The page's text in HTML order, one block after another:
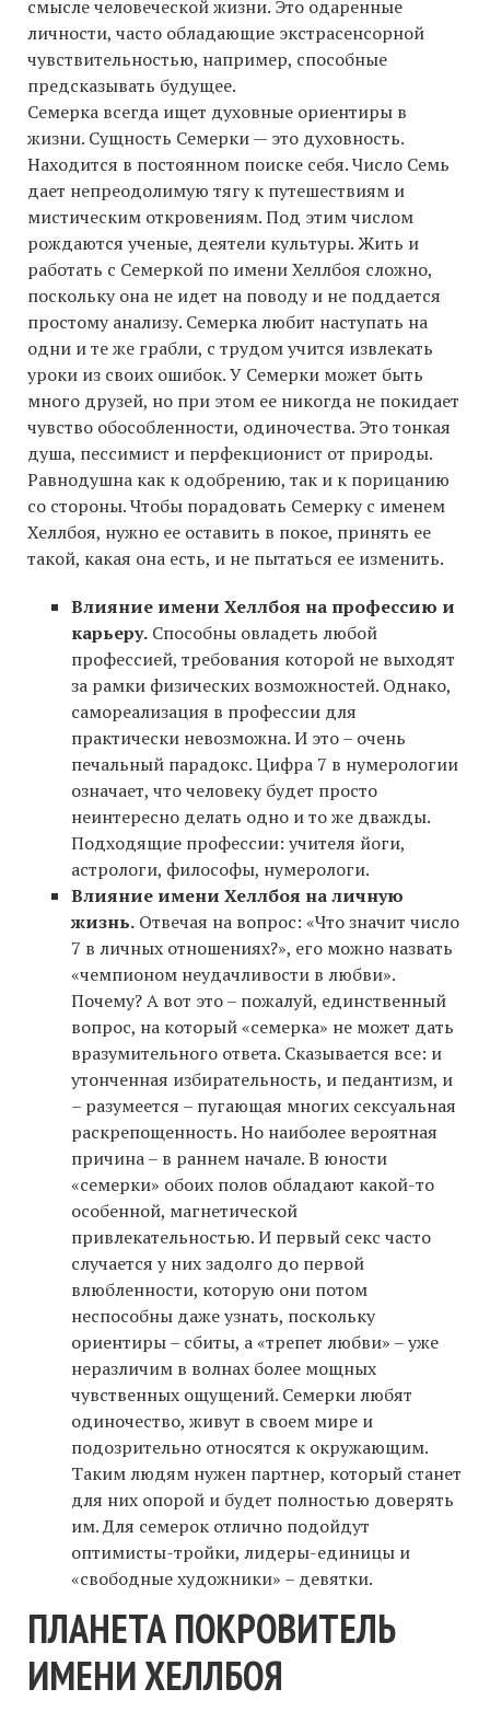
смысле человеческой жизни. Это одаренные
личности, часто обладающие экстрасенсорной
чувствительностью, например, способные
предсказывать будущее.
Семерка всегда ищет духовные ориентиры в
жизни. Сущность Семерки — это духовность.
Находится в постоянном поиске себя. Число Семь
дает непреодолимую тягу к путешествиям и
мистическим откровениям. Под этим числом
рождаются ученые, деятели культуры. Жить и
работать с Семеркой по имени Хеллбоя сложно,
поскольку она не идет на поводу и не поддается
простому анализу. Семерка любит наступать на
одни и те же грабли, с трудом учится извлекать
уроки из своих ошибок. У Семерки может быть
много друзей, но при этом ее никогда не покидает
чувство обособленности, одиночества. Это тонкая
душа, пессимист и перфекционист от природы.
Равнодушна как к одобрению, так и к порицанию
со стороны. Чтобы порадовать Семерку с именем
Хеллбоя, нужно ее оставить в покое, принять ее
такой, какая она есть, и не пытаться ее изменить.
Влияние имени Хеллбоя на профессию и
карьеру. Способны овладеть любой
профессией, требования которой не выходят
за рамки физических возможностей. Однако,
самореализация в профессии для
практически невозможна. И это – очень
печальный парадокс. Цифра 7 в нумерологии
означает, что человеку будет просто
неинтересно делать одно и то же дважды.
Подходящие профессии: учителя йоги,
астрологи, философы, нумерологи.
Влияние имени Хеллбоя на личную
жизнь. Отвечая на вопрос: «Что значит число
7 в личных отношениях?», его можно назвать
«чемпионом неудачливости в любви».
Почему? А вот это – пожалуй, единственный
вопрос, на который «семерка» не может дать
вразумительного ответа. Сказывается все: и
утонченная избирательность, и педантизм, и
– разумеется – пугающая многих сексуальная
раскрепощенность. Но наиболее вероятная
причина – в раннем начале. В юности
«семерки» обоих полов обладают какой-то
особенной, магнетической
привлекательностью. И первый секс часто
случается у них задолго до первой
влюбленности, которую они потом
неспособны даже узнать, поскольку
ориентиры – сбиты, а «трепет любви» – уже
неразличим в волнах более мощных
чувственных ощущений. Семерки любят
одиночество, живут в своем мире и
подозрительно относятся к окружающим.
Таким людям нужен партнер, который станет
для них опорой и будет полностью доверять
им. Для семерок отлично подойдут
оптимисты-тройки, лидеры-единицы и
«свободные художники» – девятки.
ПЛАНЕТА ПОКРОВИТЕЛЬ
ИМЕНИ ХЕЛЛБОЯ